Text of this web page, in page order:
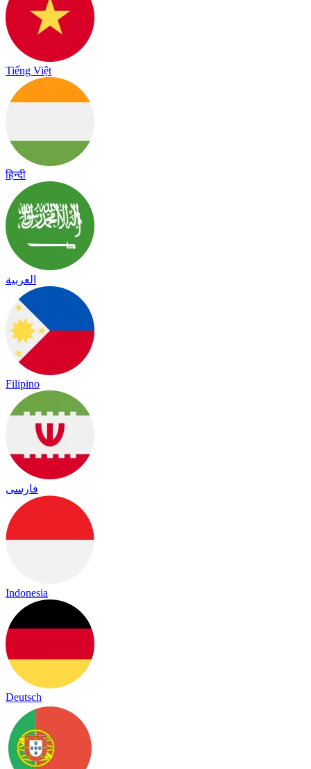
Tiếng Việt
हिन्दी
العربية
Filipino
فارسی
Indonesia
Deutsch